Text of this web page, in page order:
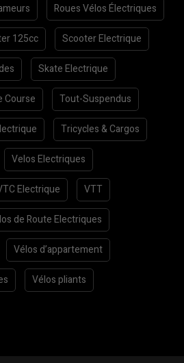
Roues Vélos Électriques
125cc Scooter Electrique
Skate Electrique
Course Tout-Suspendus
Tricycles & Cargos
Velos Electriques
Electrique VTT
de Route Electriques
Vélos d’appartement
Vélos pliants